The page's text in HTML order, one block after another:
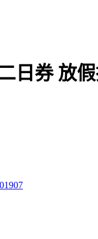
日券 放